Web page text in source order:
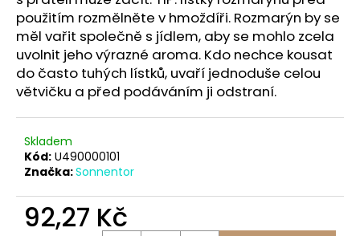
použitím rozmělněte v hmoždíři. Rozmarýn by se
měl vařit společně s jídlem, aby se mohlo zcela
uvolnit jeho výrazné aroma. Kdo nechce kousat
do často tuhých lístků, uvaří jednoduše celou
větvičku a před podáváním ji odstraní.
Skladem
Kód: U490000101
Značka:Sonnentor
92,27 Kč
D
o
p
o
u
č
u